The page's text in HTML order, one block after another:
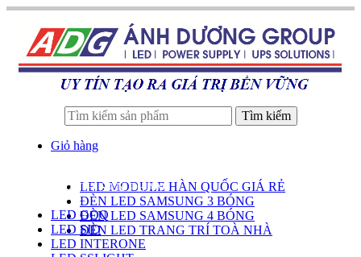
Tìm kiếm
Giỏ hàng
LED MODULE HÀN QUỐC GIÁ RẺ
ĐÈN LED SAMSUNG 3 BÓNG
ĐÈN LED SAMSUNG 4 BÓNG
ĐÈN LED TRANG TRÍ TOÀ NHÀ
DANH SÁCH SẢN PHẨM
LED GOQ
LED SID
LED INTERONE